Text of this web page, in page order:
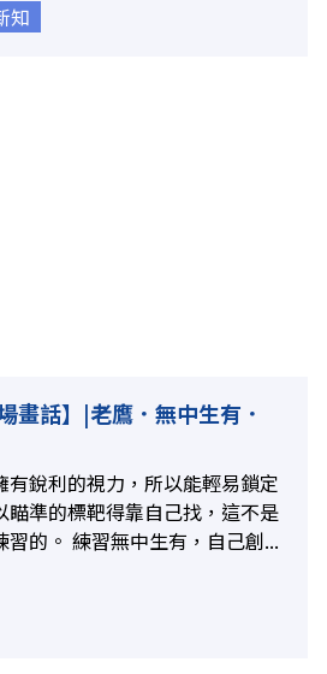
知
畫話】|老鷹．無中生有．
有銳利的視力，所以能輕易鎖定
瞄準的標靶得靠自己找，這不是
習的。 練習無中生有，自己創...